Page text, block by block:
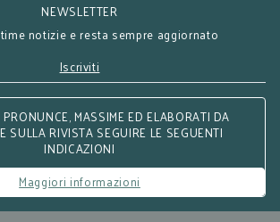
NEWSLETTER
notizie e resta sempre aggiornato
Iscriviti
MASSIME ED ELABORATI DA
SULLA RIVISTA SEGUIRE LE SEGUENTI
INDICAZIONI
Maggiori informazioni